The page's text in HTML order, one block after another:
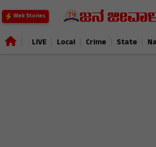
Web Stories
LIVE Local Crime State